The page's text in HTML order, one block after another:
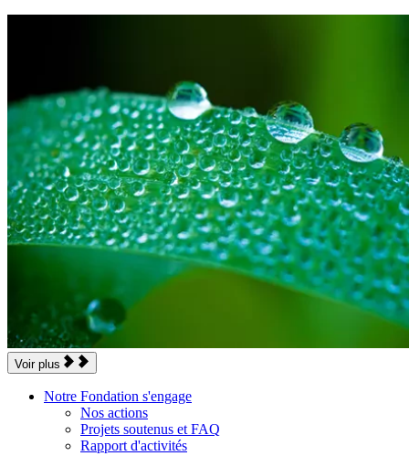
Voir plus
Notre Fondation s'engage
Nos actions
Projets soutenus et FAQ
Rapport d'activités